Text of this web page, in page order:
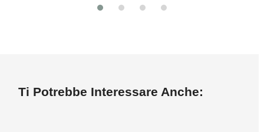
Ti Potrebbe Interessare Anche: